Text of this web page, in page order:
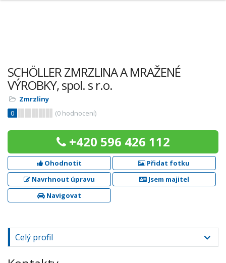
SCHÖLLER ZMRZLINA A MRAŽENÉ
VÝROBKY, spol. s r.o.
Zmrzliny
0
(0 hodnocení)
+420 596 426 112
Ohodnotit
Přidat fotku
Navrhnout úpravu
Jsem majitel
Navigovat
Celý profil